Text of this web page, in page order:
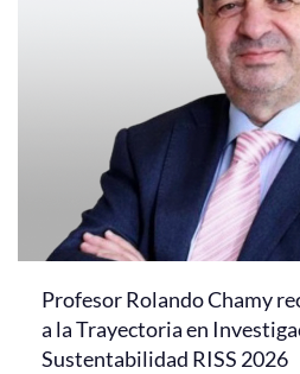
Profesor Rolando Chamy
a la Trayectoria en
Sustentabilidad RISS 2026